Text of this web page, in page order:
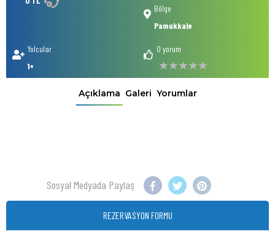
Bölge
Pamukkale
Yolcular
1+
0 yorum
Açıklama Galeri Yorumlar
Sosyal Medyada Paylaş
REZERVASYON FORMU